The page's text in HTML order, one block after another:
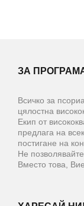
ЗА
Всичко за
цялостна
Екип от
предлага на
постигане на
Не
Вместо това,